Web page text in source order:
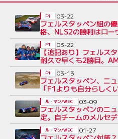
フェルスタッペン組の
格、NLS2の勝利はロー
F1 03-22
【追記あり】フェルス
耐久で早くも2勝目。
トゥ・ウイン
F1 03-22
フェルスタッペン、ニ
「F1よりも自分らしく
F1 03-13
フェルスタッペンのニ
定。自チームのメルセ
ル・マン/WEC 03-09
ル・マン/WEC 01-27